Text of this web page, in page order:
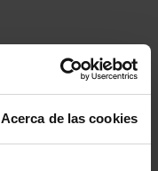
Acerca de las cookies